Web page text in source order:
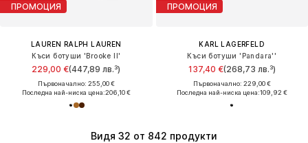
ПРОМОЦИЯ
LAUREN RALPH LAUREN
Къси ботуши 'Brooke II'
229,00 €(447,89 лв.³)
Първоначално: 255,00 €
Последна най-ниска цена:206,10 €
ПРОМОЦИЯ
KARL LAGERFELD
Къси ботуши 'Pandara''
137,40 €(268,73 лв.³)
Първоначално: 229,00 €
Последна най-ниска цена:109,92 €
Видя 32 от 842 продукти